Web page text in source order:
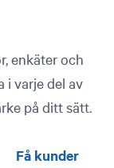
enkäter och
i varje del av
på ditt sätt.
Få kunder